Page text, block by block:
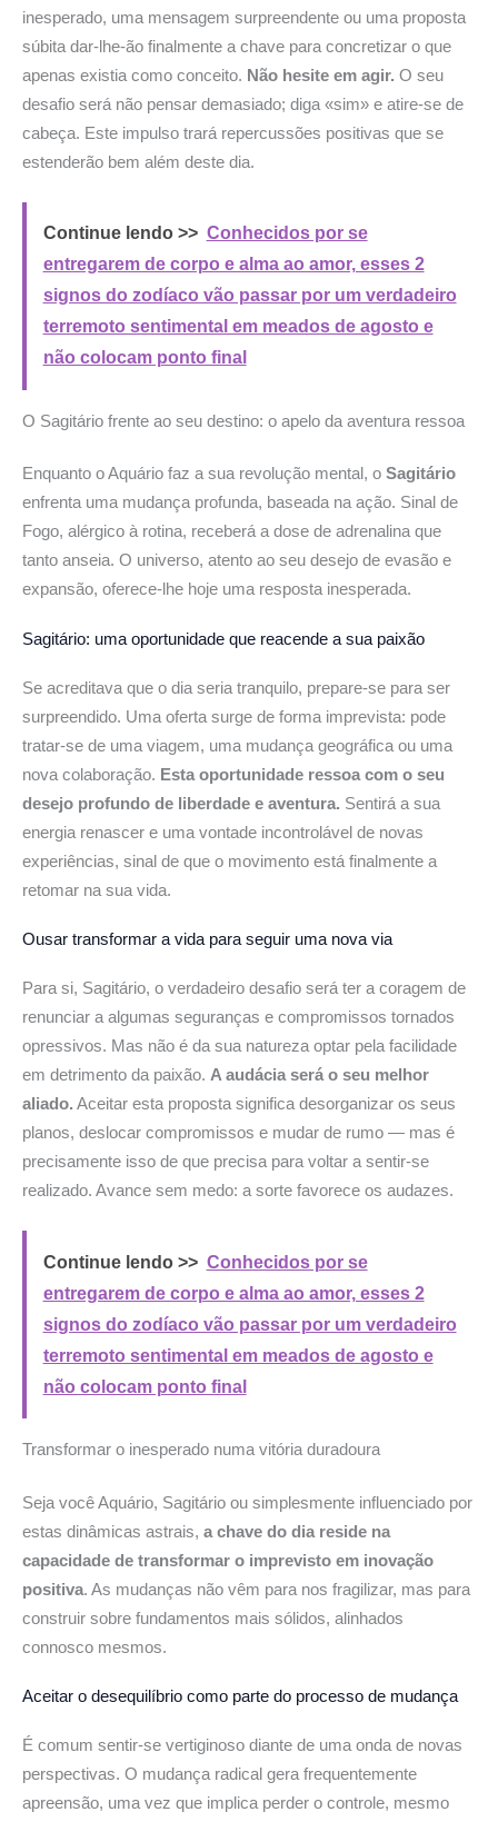
inesperado, uma mensagem surpreendente ou uma proposta
súbita dar-lhe-ão finalmente a chave para concretizar o que
apenas existia como conceito. Não hesite em agir. O seu
desafio será não pensar demasiado; diga «sim» e atire-se de
cabeça. Este impulso trará repercussões positivas que se
estenderão bem além deste dia.
Continue lendo >> Conhecidos por se
entregarem de corpo e alma ao amor, esses 2
signos do zodíaco vão passar por um verdadeiro
terremoto sentimental em meados de agosto e
não colocam ponto final
O Sagitário frente ao seu destino: o apelo da aventura ressoa
Enquanto o Aquário faz a sua revolução mental, o Sagitário
enfrenta uma mudança profunda, baseada na ação. Sinal de
Fogo, alérgico à rotina, receberá a dose de adrenalina que
tanto anseia. O universo, atento ao seu desejo de evasão e
expansão, oferece-lhe hoje uma resposta inesperada.
Sagitário: uma oportunidade que reacende a sua paixão
Se acreditava que o dia seria tranquilo, prepare-se para ser
surpreendido. Uma oferta surge de forma imprevista: pode
tratar-se de uma viagem, uma mudança geográfica ou uma
nova colaboração. Esta oportunidade ressoa com o seu
desejo profundo de liberdade e aventura. Sentirá a sua
energia renascer e uma vontade incontrolável de novas
experiências, sinal de que o movimento está finalmente a
retomar na sua vida.
Ousar transformar a vida para seguir uma nova via
Para si, Sagitário, o verdadeiro desafio será ter a coragem de
renunciar a algumas seguranças e compromissos tornados
opressivos. Mas não é da sua natureza optar pela facilidade
em detrimento da paixão. A audácia será o seu melhor
aliado. Aceitar esta proposta significa desorganizar os seus
planos, deslocar compromissos e mudar de rumo — mas é
precisamente isso de que precisa para voltar a sentir-se
realizado. Avance sem medo: a sorte favorece os audazes.
Continue lendo >> Conhecidos por se
entregarem de corpo e alma ao amor, esses 2
signos do zodíaco vão passar por um verdadeiro
terremoto sentimental em meados de agosto e
não colocam ponto final
Transformar o inesperado numa vitória duradoura
Seja você Aquário, Sagitário ou simplesmente influenciado por
estas dinâmicas astrais, a chave do dia reside na
capacidade de transformar o imprevisto em inovação
positiva. As mudanças não vêm para nos fragilizar, mas para
construir sobre fundamentos mais sólidos, alinhados
connosco mesmos.
Aceitar o desequilíbrio como parte do processo de mudança
É comum sentir-se vertiginoso diante de uma onda de novas
perspectivas. O mudança radical gera frequentemente
apreensão, uma vez que implica perder o controle, mesmo